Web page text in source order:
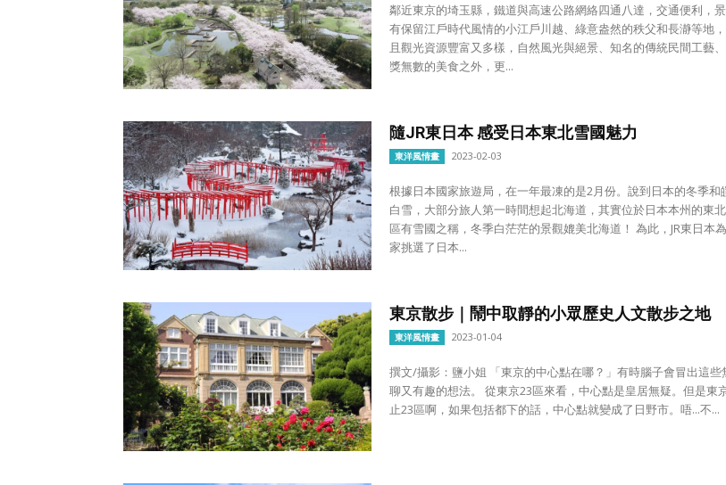
鄰近東京的埼玉縣，鐵道與高速公路網絡四通八達，交通便利，
有保留江戶時代風情的小江戶川越、綠意盎然的秩父和長瀞等地
且觀光資源豐富又多樣，自然風光與絕景、知名的傳統民間工藝
獎無數的美食之外，更...
隨JR東日本 感受日本東北雪國魅力
東洋風情畫 2023-02-03
根據日本國家旅遊局，在一年最凍的是2月份。說到日本的冬季和
白雪，大部分旅人第一時間想起北海道，其實位於日本本州的東
區有雪國之稱，冬季白茫茫的景觀媲美北海道！ 為此，JR東日本
家挑選了日本...
東京散步｜鬧中取靜的小眾歷史人文散步之地
東洋風情畫 2023-01-04
撰文/攝影：鹽小姐 「東京的中心點在哪？」有時腦子會冒出這些無
聊又有趣的想法。 從東京23區來看，中心點是皇居無疑。但是東京不
止23區啊，如果包括都下的話，中心點就變成了日野市。唔...不...